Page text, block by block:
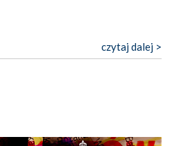
czytaj dalej >